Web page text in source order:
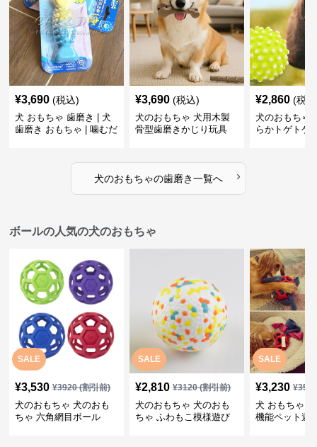
¥3,690 (税込)
犬 おもちゃ 歯磨き | 犬
歯磨き おもちゃ | 噛むだ
¥3,690 (税込)
犬のおもちゃ 犬用木製
骨型歯磨きかじり玩具
¥2,860 (税
犬のおもちゃ
らかトゲトゲ
犬のおもちゃの歯磨き一覧へ ›
ボールの人気の犬のおもちゃ
SALE
¥3,530 ¥3920(割引前)
犬のおもちゃ 犬のおも
ちゃ 六角網目ボール
SALE
¥2,810 ¥3120(割引前)
犬のおもちゃ 犬のおも
ちゃ ふわもこ模様遊び
SALE
¥3,230 ¥
犬 おもちゃ
機能ペット遊